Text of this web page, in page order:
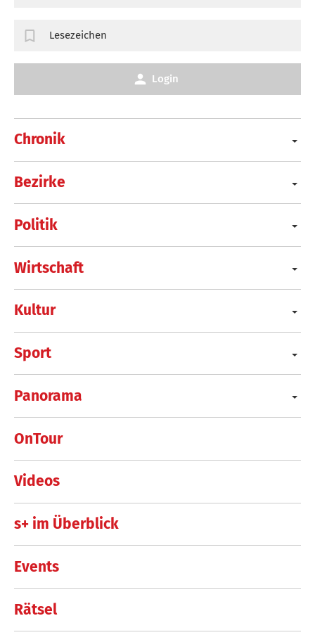
Chronik
Bezirke
Politik
Wirtschaft
Kultur
Sport
Panorama
OnTour
Videos
s+ im Überblick
Events
Rätsel
Lesezeichen
Login